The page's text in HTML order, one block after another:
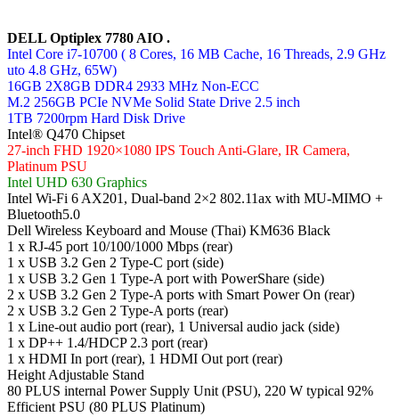
DELL Optiplex 7780 AIO .
Intel Core i7-10700 ( 8 Cores, 16 MB Cache, 16 Threads, 2.9 GHz
uto 4.8 GHz, 65W)
16GB 2X8GB DDR4 2933 MHz Non-ECC
M.2 256GB PCIe NVMe Solid State Drive 2.5 inch
1TB 7200rpm Hard Disk Drive
Intel® Q470 Chipset
27-inch FHD 1920×1080 IPS Touch Anti-Glare, IR Camera,
Platinum PSU
Intel UHD 630 Graphics
Intel Wi-Fi 6 AX201, Dual-band 2×2 802.11ax with MU-MIMO +
Bluetooth5.0
Dell Wireless Keyboard and Mouse (Thai) KM636 Black
1 x RJ-45 port 10/100/1000 Mbps (rear)
1 x USB 3.2 Gen 2 Type-C port (side)
1 x USB 3.2 Gen 1 Type-A port with PowerShare (side)
2 x USB 3.2 Gen 2 Type-A ports with Smart Power On (rear)
2 x USB 3.2 Gen 2 Type-A ports (rear)
1 x Line-out audio port (rear), 1 Universal audio jack (side)
1 x DP++ 1.4/HDCP 2.3 port (rear)
1 x HDMI In port (rear), 1 HDMI Out port (rear)
Height Adjustable Stand
80 PLUS internal Power Supply Unit (PSU), 220 W typical 92%
Efficient PSU (80 PLUS Platinum)